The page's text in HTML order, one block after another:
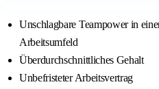
Unschlagbare Teampower in
Arbeitsumfeld
Überdurchschnittliches Gehalt
Unbefristeter Arbeitsvertrag